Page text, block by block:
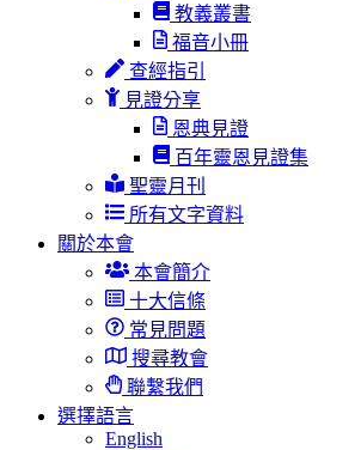
教義叢書
福音小冊
查經指引
見證分享
恩典見證
百年靈恩見證集
聖靈月刊
所有文字資料
關於本會
本會簡介
十大信條
常見問題
搜尋教會
聯繫我們
選擇語言
English